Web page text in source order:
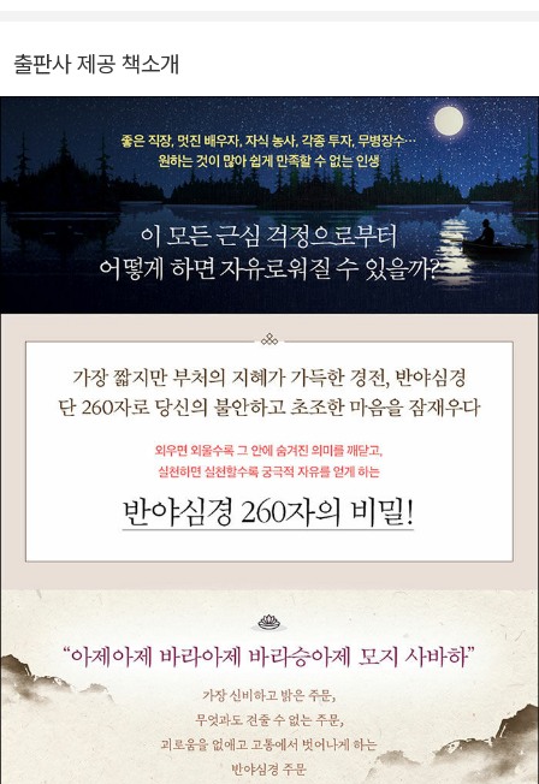
《원스 어폰 어 타임 인 홍콩》 등을 우리말로 옮겼다.
출판사 제공 책소개